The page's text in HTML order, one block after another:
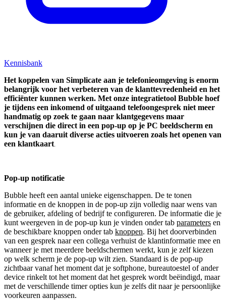
Kennisbank
Het koppelen van Simplicate aan je telefonieomgeving is enorm
belangrijk voor het verbeteren van de klanttevredenheid en het
efficiënter kunnen werken. Met onze integratietool Bubble hoef
je tijdens een inkomend of uitgaand telefoongesprek niet meer
handmatig op zoek te gaan naar klantgegevens maar
verschijnen die direct in een pop-up op je PC beeldscherm en
kun je van daaruit diverse acties uitvoeren zoals het openen van
een klantkaart
Pop-up notificatie
Bubble heeft een aantal unieke eigenschappen. De te tonen
informatie en de knoppen in de pop-up zijn volledig naar wens van
de gebruiker, afdeling of bedrijf te configureren. De informatie die je
kunt weergeven in de pop-up kun je vinden onder tab parameters en
de beschikbare knoppen onder tab knoppen. Bij het doorverbinden
van een gesprek naar een collega verhuist de klantinformatie mee en
wanneer je met meerdere beeldschermen werkt, kun je zelf kiezen
op welk scherm je de pop-up wilt zien. Standaard is de pop-up
zichtbaar vanaf het moment dat je softphone, bureautoestel of ander
device rinkelt tot het moment dat het gesprek wordt beëindigd, maar
met de verschillende timer opties kun je zelfs dit naar je persoonlijke
voorkeuren aanpassen.